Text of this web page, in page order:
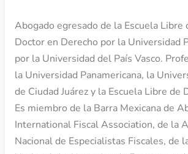
Abogado egresado de la Escuela Libre
Doctor en Derecho por la Universidad
por la Universidad del País Vasco.
la Universidad Panamericana, la
de Ciudad Juárez y la Escuela Libre de
Es miembro de la Barra Mexicana de
International Fiscal Association, de la
Nacional de Especialistas Fiscales, de